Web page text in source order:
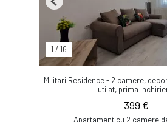
1 / 16
Previous
Militari Residence - 2 camere,
utilat, prima
399 €
Apartament cu 2 camere